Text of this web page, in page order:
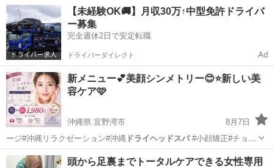
【未経験OK🚚】月収30万↑中型免許ドライバ
ー募集
完全週休2日で安定転職
ドライバーダイレクト Ad
新メニュー💕美顔シンメトリー😊⭐️新しい美
容ケア🩷
沖縄県 宜野湾市
8月7日
ージ#沖縄リラクゼーション#沖縄ドライヘッドスパ#小顔矯正#チョイ
サロンキング…
沖縄 宜野湾市 その他 サロン
頭から足裏までトータルケアできる女性専用